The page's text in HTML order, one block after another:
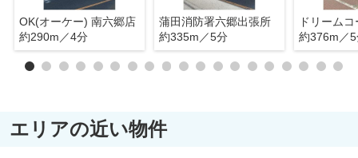
OK(オーケー) 南六郷店
約290m／4分
蒲田消防署六郷出張所
約335m／5分
約376m／
エリアの近い物件